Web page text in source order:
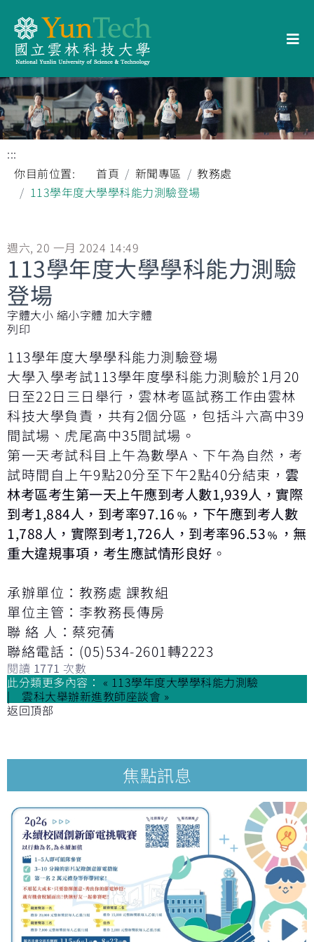
:::
你目前位置:
首頁 新聞專區
教務處
113學年度大學學科能力測驗登場
週六, 20 一月 2024 14:49
113學年度大學學科能力測驗
登場
字體大小 縮小字體 加大字體
列印
113學年度大學學科能力測驗登場
大學入學考試113學年度學科能力測驗於1月20
日至22日三日舉行，雲林考區試務工作由雲林
科技大學負責，共有2個分區，包括斗六高中39
間試場、虎尾高中35間試場。
第一天考試科目上午為數學A、下午為自然，考
試時間自上午9點20分至下午2點40分結束， 雲
林考區考生第一天上午應到考人數1,939人，實際
到考1,884人，到考率97.16﹪，下午應到考人數
1,788人，實際到考1,726人，到考率96.53﹪，無
重大違規事項，考生應試情形良好 。
承辦單位：教務處 課教組
單位主管：李教務長傳房
聯 絡 人：蔡宛蒨
聯絡電話：(05)534-2601轉2223
閱讀 1771 次數
此分類更多內容： « 113學年度大學學科能力測驗
雲科大舉辦新進教師座談會 »
返回頂部
焦點訊息